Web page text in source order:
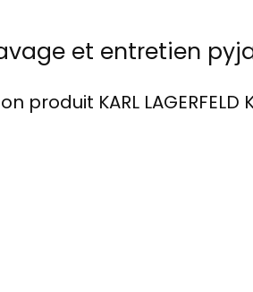
et entretien
produit KARL LAGERFELD